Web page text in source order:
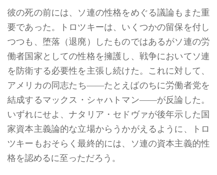
彼の死の前には、ソ連の性格をめぐる議論もまた重
要であった。トロツキーは、いくつかの留保を付し
つつも、堕落（退廃）したものではあるがソ連の労
働者国家としての性格を擁護し、戦争においてソ連
を防衛する必要性を主張し続けた。これに対して、
アメリカの同志たち――たとえばのちに労働者党を
結成するマックス・シャハトマン――が反論した。
いずれにせよ、ナタリア・セドヴァが後年示した国
家資本主義論的な立場からうかがえるように、トロ
ツキーもおそらく最終的には、ソ連の資本主義的性
格を認めるに至っただろう。